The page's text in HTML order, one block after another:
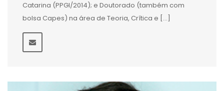
Catarina (PPGI/2014); e Doutorado (também com
bolsa Capes) na área de Teoria, Crítica e […]